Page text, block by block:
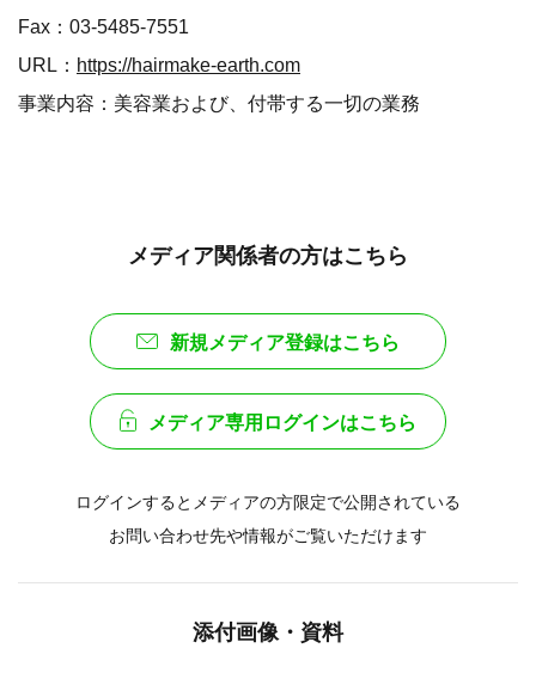
Fax：03-5485-7551
URL： https://hairmake-earth.com
事業内容：美容業および、付帯する一切の業務
メディア関係者の方はこちら
新規メディア登録はこちら
メディア専用ログインはこちら
ログインするとメディアの方限定で公開されている
お問い合わせ先や情報がご覧いただけます
添付画像・資料